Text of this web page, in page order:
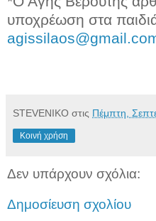
υποχρέωση στα
STEVENIKO στις Πέμπτη,
Κοινή χρήση
Δεν υπάρχουν σχόλια:
Δημοσίευση σχολίου